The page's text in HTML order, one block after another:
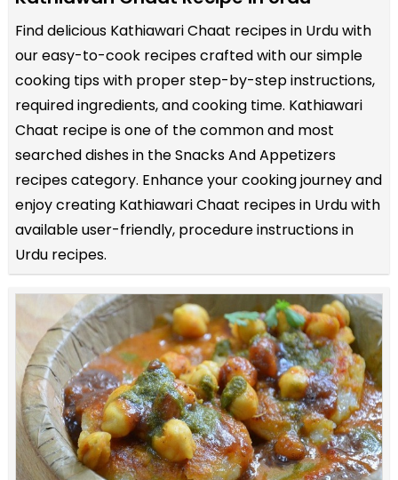
Find delicious Kathiawari Chaat recipes in Urdu with
our easy-to-cook recipes crafted with our simple
cooking tips with proper step-by-step instructions,
required ingredients, and cooking time. Kathiawari
Chaat recipe is one of the common and most
searched dishes in the Snacks And Appetizers
recipes category. Enhance your cooking journey and
enjoy creating Kathiawari Chaat recipes in Urdu with
available user-friendly, procedure instructions in
Urdu recipes.